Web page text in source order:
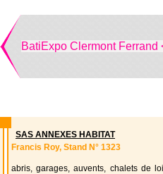
BatiExpo Clermont Ferrand
SAS ANNEXES HABITAT
Francis Roy, Stand N° 1323
abris, garages, auvents, chalets de